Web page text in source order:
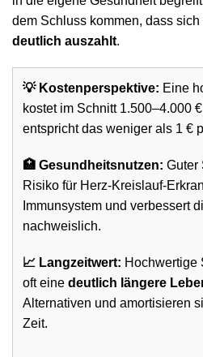
dem Schluss kommen, dass
deutlich auszahlt.
💡 Kostenperspektive: Eine
kostet im Schnitt 1.500–4.000
entspricht das weniger als 1 €
🏥 Gesundheitsnutzen: Guter
Risiko für Herz-Kreislauf-
Immunsystem und verbessert
nachweislich.
📈 Langzeitwert: Hochwertige
oft eine deutlich längere
Alternativen und amortisieren
Zeit.